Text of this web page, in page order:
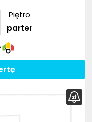
Piętro
parter